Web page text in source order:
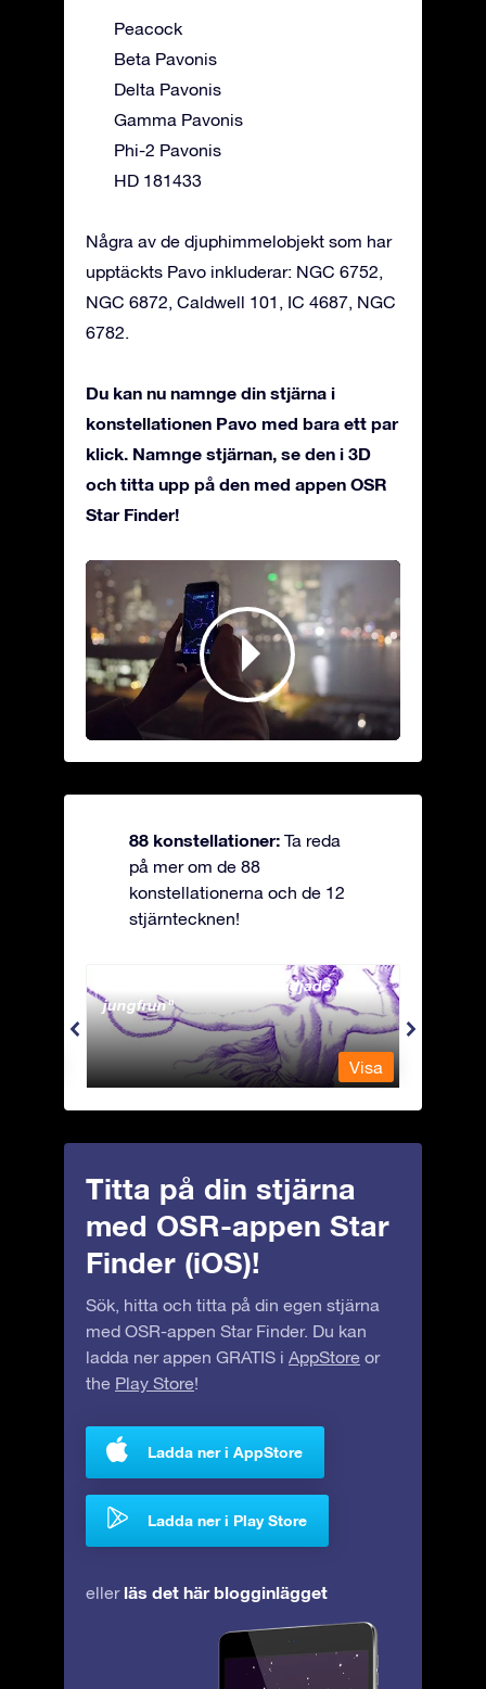
Peacock
Beta Pavonis
Delta Pavonis
Gamma Pavonis
Phi-2 Pavonis
HD 181433
Några av de djuphimmelobjekt som har
upptäckts Pavo inkluderar: NGC 6752,
NGC 6872, Caldwell 101, IC 4687, NGC
6782.
Du kan nu namnge din stjärna i
konstellationen Pavo med bara ett par
klick. Namnge stjärnan, se den i 3D
och titta upp på den med appen OSR
Star Finder!
88 konstellationer: Ta reda
på mer om de 88
konstellationerna och de 12
stjärntecknen!
Andromeda - Den fastkedjade
jungfrun
Visa
Titta på din stjärna
med OSR-appen Star
Finder (iOS)!
Sök, hitta och titta på din egen stjärna
med OSR-appen Star Finder. Du kan
ladda ner appen GRATIS i AppStore or
the Play Store!
Ladda ner i AppStore
Ladda ner i Play Store
eller läs det här blogginlägget